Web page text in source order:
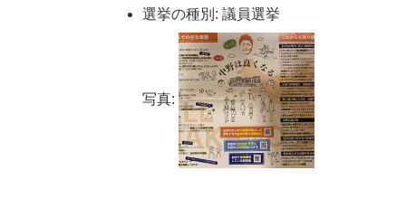
選挙の種別: 議員選挙
写真: